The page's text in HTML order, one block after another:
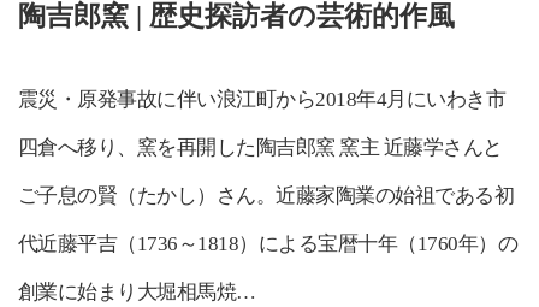
陶吉郎窯 | 歴史探訪者の芸術的作風
震災・原発事故に伴い浪江町から2018年4月にいわき市
四倉へ移り、窯を再開した陶吉郎窯 窯主 近藤学さんと
ご子息の賢（たかし）さん。近藤家陶業の始祖である初
代近藤平吉（1736～1818）による宝暦十年（1760年）の
創業に始まり大堀相馬焼…